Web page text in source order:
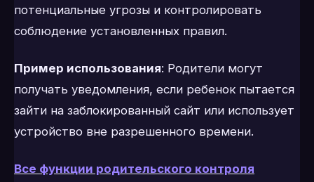
потенциальные угрозы и контролировать
соблюдение установленных правил.
Пример использования: Родители могут
получать уведомления, если ребенок пытается
зайти на заблокированный сайт или использует
устройство вне разрешенного времени.
Все функции родительского контроля